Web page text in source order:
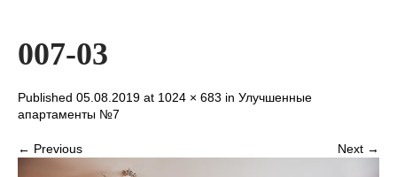
007-03
Published 05.08.2019 at 1024 × 683 in Улучшенные
апартаменты №7
← Previous Next →